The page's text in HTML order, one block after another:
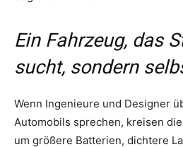
Ein Fahrzeug, das
sucht, sondern
Wenn Ingenieure und Designer
Automobils sprechen, kreisen
um größere Batterien, dichtere